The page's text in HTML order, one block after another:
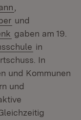
und
gaben am 19.
(Öffnet in
in
In
und Kommunen
und